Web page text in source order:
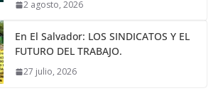
2 agosto, 2026
En El Salvador: LOS SINDICATOS Y EL
FUTURO DEL TRABAJO.
27 julio, 2026